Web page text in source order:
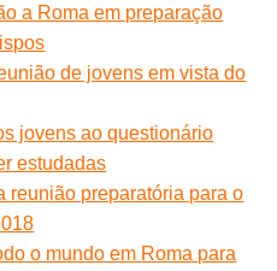
a Roma em preparação
de jovens em vista do
jovens ao questionário
estudadas
reunião preparatória para o
o mundo em Roma para